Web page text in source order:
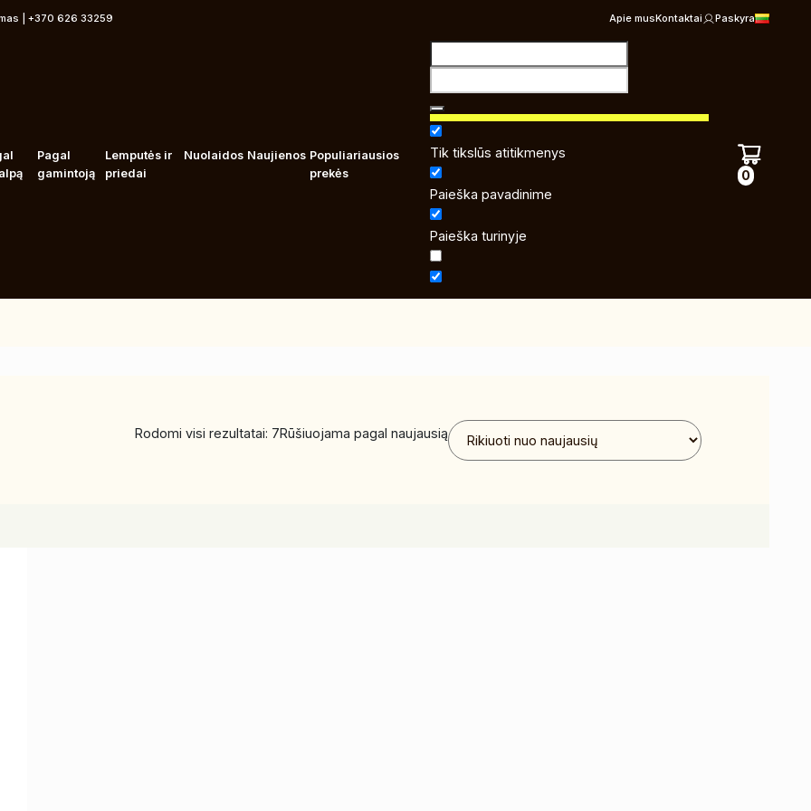
| +370 626 33259 Apie musKontaktai Paskyra
Pagal
gamintoją
Lemputės ir
priedai
Nuolaidos Naujienos Populiariausios
prekės
Tik tikslūs atitikmenys
Paieška pavadinime
Paieška turinyje
0
Rodomi visi rezultatai: 7Rūšiuojama pagal naujausią